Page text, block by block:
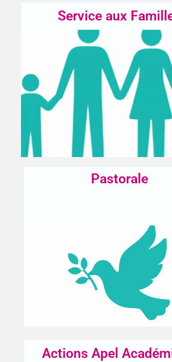
Service aux
Pastorale
Actions Apel